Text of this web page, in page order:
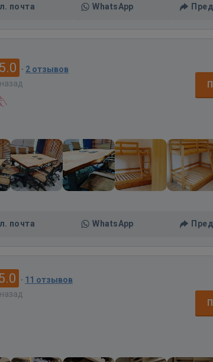
почта WhatsApp
5.0 · 2 отзывов
почта WhatsApp
· 11 отзывов